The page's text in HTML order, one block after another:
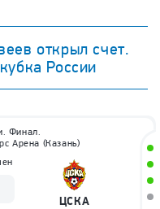
открыл счет.
России
Финал.
Арена (Казань)
ЦСКА